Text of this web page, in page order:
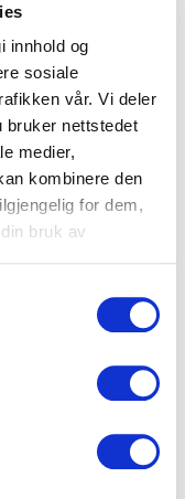
innhold og
sosiale
vår. Vi deler
bruker nettstedet
medier,
kombinere den
for dem,
bruk av
fiber FTTx
fiber FTTx
fiber FTTx